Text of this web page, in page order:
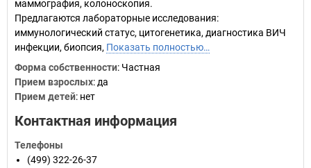
маммография, колоноскопия.
Предлагаются лабораторные исследования:
иммунологический статус, цитогенетика, диагностика ВИЧ
инфекции, биопсия, Показать полностью…
Форма собственности: Частная
Прием взрослых: да
Прием детей: нет
Контактная информация
Телефоны
(499) 322-26-37